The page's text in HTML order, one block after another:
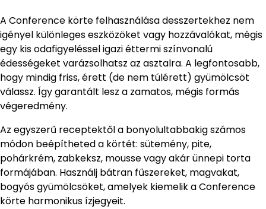
A Conference körte felhasználása desszertekhez nem
igényel különleges eszközöket vagy hozzávalókat, mégis
egy kis odafigyeléssel igazi éttermi színvonalú
édességeket varázsolhatsz az asztalra. A legfontosabb,
hogy mindig friss, érett (de nem túlérett) gyümölcsöt
válassz. Így garantált lesz a zamatos, mégis formás
végeredmény.
Az egyszerű receptektől a bonyolultabbakig számos
módon beépítheted a körtét: sütemény, pite,
pohárkrém, zabkeksz, mousse vagy akár ünnepi torta
formájában. Használj bátran fűszereket, magvakat,
bogyós gyümölcsöket, amelyek kiemelik a Conference
körte harmonikus ízjegyeit.